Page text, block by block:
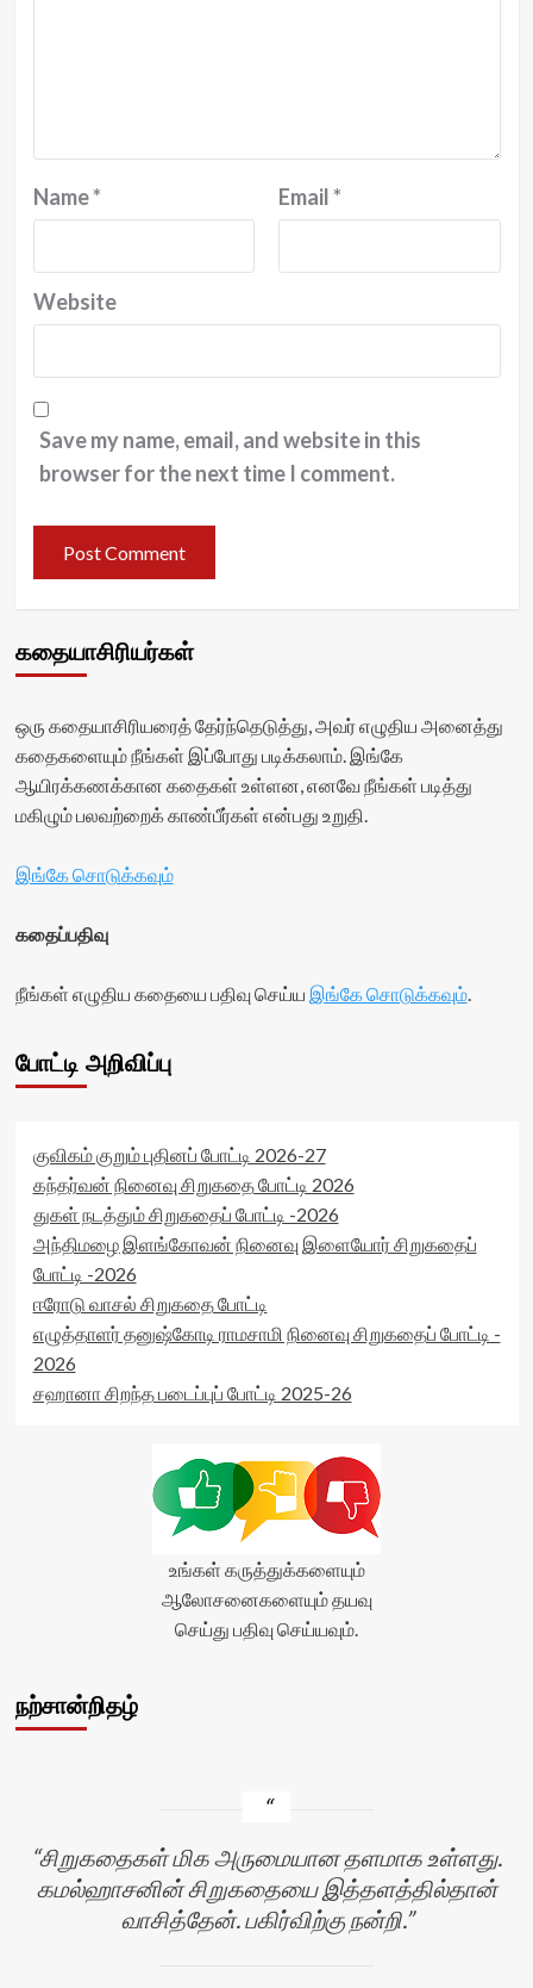
Name* Email*
Website
Save my name, email, and website in this
browser for the next time I comment.
கதையாசிரியர்கள்
ஒரு கதையாசிரியரைத் தேர்ந்தெடுத்து, அவர் எழுதிய அனைத்து
கதைகளையும் நீங்கள் இப்போது படிக்கலாம். இங்கே
ஆயிரக்கணக்கான கதைகள் உள்ளன, எனவே நீங்கள் படித்து
மகிழும் பலவற்றைக் காண்பீர்கள் என்பது உறுதி.
இங்கே சொடுக்கவும்
கதைப்பதிவு
நீங்கள் எழுதிய கதையை பதிவு செய்ய இங்கே சொடுக்கவும்.
போட்டி அறிவிப்பு
குவிகம் குறும் புதினப் போட்டி 2026-27
கந்தர்வன் நினைவு சிறுகதை போட்டி 2026
துகள் நடத்தும் சிறுகதைப் போட்டி -2026
அந்திமழை இளங்கோவன் நினைவு இளையோர் சிறுகதைப்
போட்டி -2026
ஈரோடு வாசல் சிறுகதை போட்டி
எழுத்தாளர் தனுஷ்கோடி ராமசாமி நினைவு சிறுகதைப் போட்டி -
2026
சஹானா சிறந்த படைப்புப் போட்டி 2025-26
உங்கள் கருத்துக்களையும்
ஆலோசனைகளையும் தயவு
செய்து பதிவு செய்யவும்.
நற்சான்றிதழ்
சிறுகதைகள் மிக அருமையான தளமாக உள்ளது.
கமல்ஹாசனின் சிறுகதையை இத்தளத்தில்தான்
வாசித்தேன். பகிர்விற்கு நன்றி.